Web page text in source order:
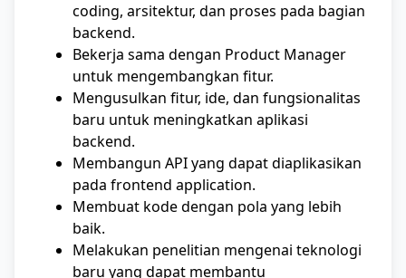
coding, arsitektur, dan proses pada bagian
backend.
Bekerja sama dengan Product Manager
untuk mengembangkan fitur.
Mengusulkan fitur, ide, dan fungsionalitas
baru untuk meningkatkan aplikasi
backend.
Membangun API yang dapat diaplikasikan
pada frontend application.
Membuat kode dengan pola yang lebih
baik.
Melakukan penelitian mengenai teknologi
baru yang dapat membantu